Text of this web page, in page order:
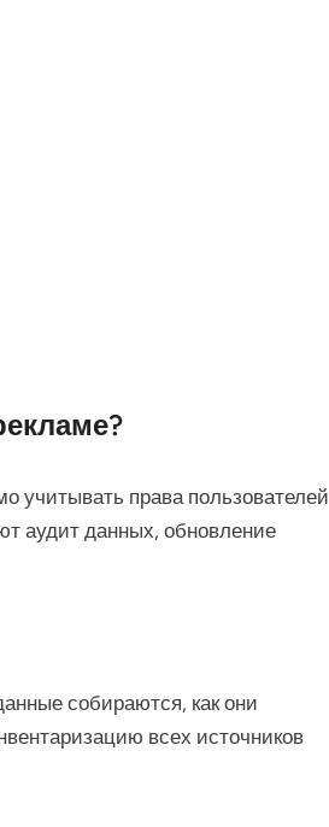
учитывать права пользователей
аудит данных, обновление
собираются, как они
всех источников